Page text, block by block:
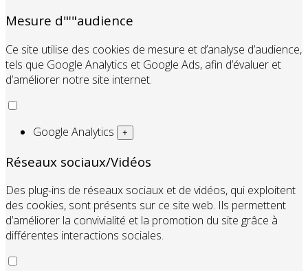
Mesure d"'"audience
Ce site utilise des cookies de mesure et d’analyse d’audience,
tels que Google Analytics et Google Ads, afin d’évaluer et
d’améliorer notre site internet.
Google Analytics +
Réseaux sociaux/Vidéos
Des plug-ins de réseaux sociaux et de vidéos, qui exploitent
des cookies, sont présents sur ce site web. Ils permettent
d’améliorer la convivialité et la promotion du site grâce à
différentes interactions sociales.